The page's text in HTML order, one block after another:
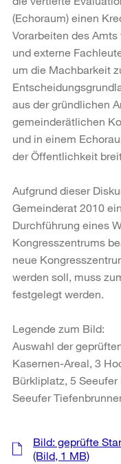
(Echoraum) einen
Vorarbeiten des
und externe
um die Machbarkeit
aus der gründlichen
gemeinderätlichen
und in einem
der Öffentlichkeit
Aufgrund dieser
Gemeinderat 2010
Durchführung eines
Kongresszentrums
neue
werden soll, muss
festgelegt werden.
Legende zum Bild:
Auswahl der
Kasernen-Areal, 3
Bürkliplatz, 5 Seeufer
Seeufer
Weitere
Informationen
Bild: geprüfte
(Bild, 1 MB)